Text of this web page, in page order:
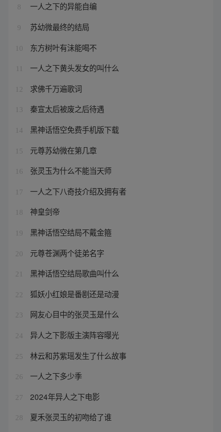
8 一人之下的异能自编
9 苏幼微最终的结局
10 东方树叶有沬能喝不
一人之下黄头发女的叫什么
12 求佛千万遍歌词
13 秦宣太后被废之后待遇
14 黑神话悟空免费手机版下载
15 元尊苏幼微在第几章
16 张灵玉为什么不能当天师
17 一人之下八奇技介绍及拥有者
18 神皇剑帝
19 黑神话悟空结局不戴金箍
20 元尊苍渊两个徒弟名字
21 黑神话悟空结局歌曲叫什么
22 狐妖小红娘是番剧还是动漫
23 网友心目中的张灵玉是什么
24 异人之下影版主演阵容曝光
25 林云和苏紫瑶发生了什么故事
26 一人之下多少季
27 2024年异人之下电影
28
夏禾张灵玉的初吻给了谁